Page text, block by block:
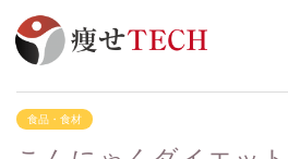
食品・食材